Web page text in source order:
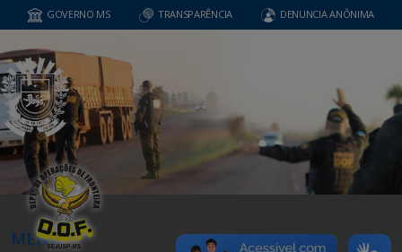
GOVERNO MS TRANSPARÊNCIA DENUNCIA ANÔNIMA
MENU